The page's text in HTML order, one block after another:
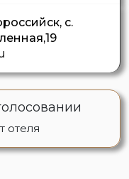
с.
отеля